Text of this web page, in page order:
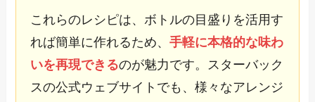
これらのレシピは、ボトルの目盛りを活用す
れば簡単に作れるため、手軽に本格的な味わ
いを再現できるのが魅力です。スターバック
スの公式ウェブサイトでも、様々なアレンジ